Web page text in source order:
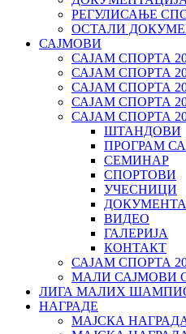
РЕГУЛИСАЊЕ
ОСТАЛИ
САЈМОВИ
САЈАМ СПОРТА
САЈАМ СПОРТА
САЈАМ СПОРТА
САЈАМ СПОРТА
САЈАМ СПОРТА
ШТАНДОВИ
ПРОГРАМ
СЕМИНАР
СПОРТОВИ
УЧЕСНИЦИ
ДОКУМЕНТА
ВИДЕО
ГАЛЕРИЈА
КОНТАКТ
САЈАМ СПОРТА
МАЛИ САЈМОВИ
ЛИГА МАЛИХ
НАГРАДЕ
МАЈСКА